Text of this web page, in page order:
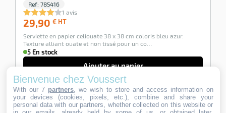
Ref: 785416
1 avis
29,90 € HT
HT
Serviette en papier celiouate 38 x 38 cm coloris bleu azur.
Texture alliant ouate et non tissé pour un co…
5 En stock
Ajouter au panier
-100%
Bienvenue chez Voussert
With our 7 partners , we wish to store and access information on
your devices (cookies, pixels, etc.), combine and share your
personal data with our partners, whether collected on this website or